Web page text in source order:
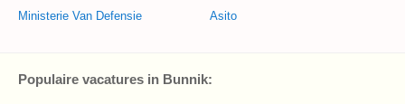
Ministerie Van Defensie Asito
Populaire vacatures in Bunnik: